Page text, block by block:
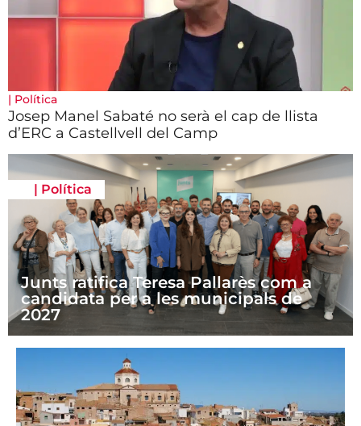
| Política
Josep Manel Sabaté no serà el cap de llista
d’ERC a Castellvell del Camp
| Política
Junts ratifica Teresa Pallarès com a
candidata per a les municipals de
2027